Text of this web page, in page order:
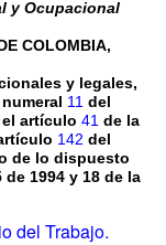
y Ocupacional
COLOMBIA,
y legales,
11 del
artículo 41 de la
142 del
de lo dispuesto
1994 y 18 de la
del Trabajo.